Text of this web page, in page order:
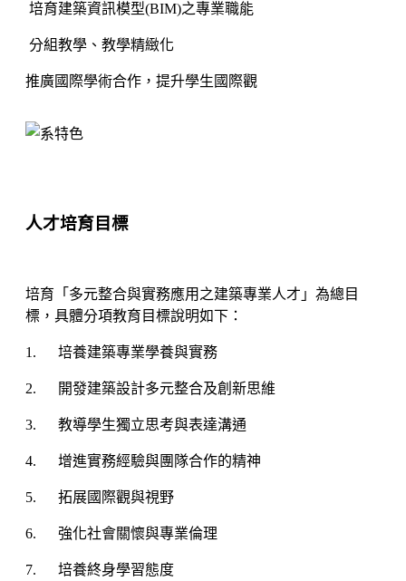
培育建築資訊模型(BIM)之專業職能
分組教學、教學精緻化
推廣國際學術合作，提升學生國際觀
人才培育目標
培育「多元整合與實務應用之建築專業人才」為總目
標，具體分項教育目標說明如下：
1. 培養建築專業學養與實務
2. 開發建築設計多元整合及創新思維
3. 教導學生獨立思考與表達溝通
4. 增進實務經驗與團隊合作的精神
5. 拓展國際觀與視野
6. 強化社會關懷與專業倫理
7. 培養終身學習態度